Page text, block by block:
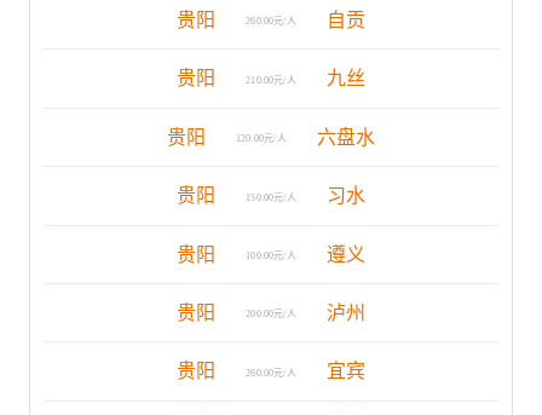
贵阳 260.00元/人 自贡
贵阳 210.00元/人 九丝
贵阳 120.00元/人 六盘水
贵阳 150.00元/人 习水
贵阳 100.00元/人 遵义
贵阳 200.00元/人 泸州
贵阳 260.00元/人 宜宾